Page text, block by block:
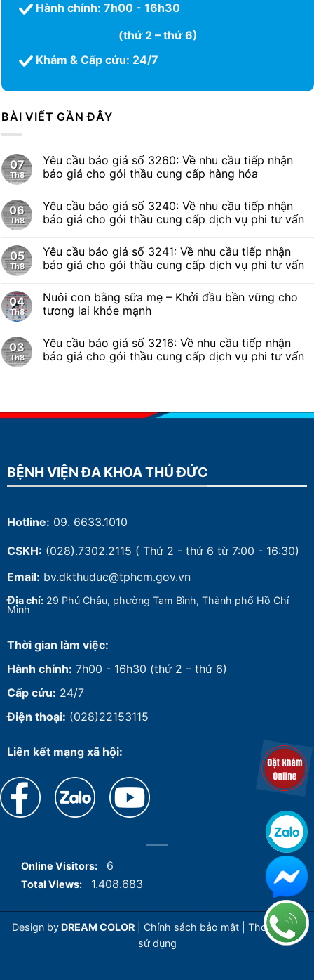
Hành chính: 7h00 - 16h30
(thứ 2 – thứ 6)
Khám & Cấp cứu: 24/7
BÀI VIẾT GẦN ĐÂY
07
Th8
Yêu cầu báo giá số 3260: Về nhu cầu tiếp nhận
báo giá cho gói thầu cung cấp hàng hóa
06
Th8
Yêu cầu báo giá số 3240: Về nhu cầu tiếp nhận
báo giá cho gói thầu cung cấp dịch vụ phi tư vấn
05
Th8
Yêu cầu báo giá số 3241: Về nhu cầu tiếp nhận
báo giá cho gói thầu cung cấp dịch vụ phi tư vấn
04
Th8
Nuôi con bằng sữa mẹ – Khởi đầu bền vững cho
tương lai khỏe mạnh
03
Th8
Yêu cầu báo giá số 3216: Về nhu cầu tiếp nhận
báo giá cho gói thầu cung cấp dịch vụ phi tư vấn
BỆNH VIỆN ĐA KHOA THỦ ĐỨC
Hotline: 09. 6633.1010
CSKH: (028).7302.2115 ( Thứ 2 - thứ 6 từ 7:00 - 16:30)
Email: bv.dkthuduc@tphcm.gov.vn
Địa chỉ: 29 Phú Châu, phường Tam Bình, Thành phố Hồ Chí
Minh
Thời gian làm việc:
Hành chính: 7h00 - 16h30 (thứ 2 – thứ 6)
Cấp cứu: 24/7
Điện thoại: (028)22153115
Liên kết mạng xã hội:
Online Visitors: 6
Total Views: 1.408.683
Design by DREAM COLOR Chính sách bảo mật
Thoả thuận
sử dụng